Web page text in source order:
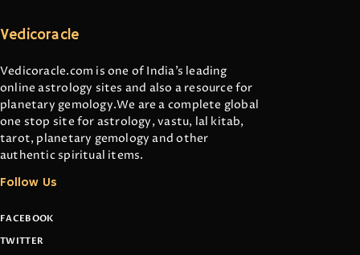
Vedicoracle
Vedicoracle.com is one of India’s leading
online astrology sites and also a resource for
planetary gemology.We are a complete global
one stop site for astrology, vastu, lal kitab,
tarot, planetary gemology and other
authentic spiritual items.
Follow Us
FACEBOOK
TWITTER